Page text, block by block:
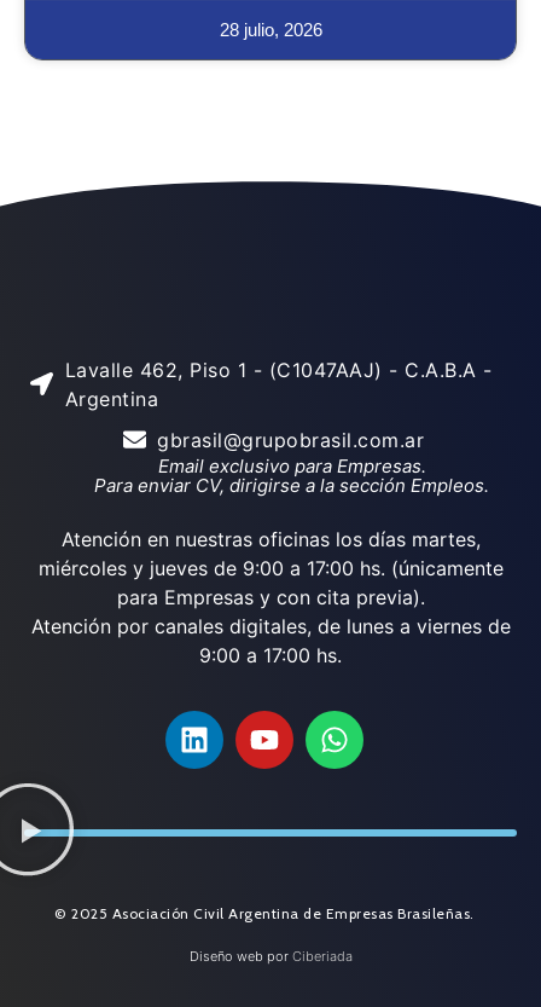
28 julio, 2026
Lavalle 462, Piso 1 - (C1047AAJ) - C.A.B.A -
Argentina
gbrasil@grupobrasil.com.ar
Email exclusivo para Empresas.
Para enviar CV, dirigirse a la sección Empleos.
Atención en nuestras oficinas los días martes,
miércoles y jueves de 9:00 a 17:00 hs. (únicamente
para Empresas y con cita previa).
Atención por canales digitales, de lunes a viernes de
9:00 a 17:00 hs.
© 2025 Asociación Civil Argentina de Empresas Brasileñas.
Diseño web por Ciberiada